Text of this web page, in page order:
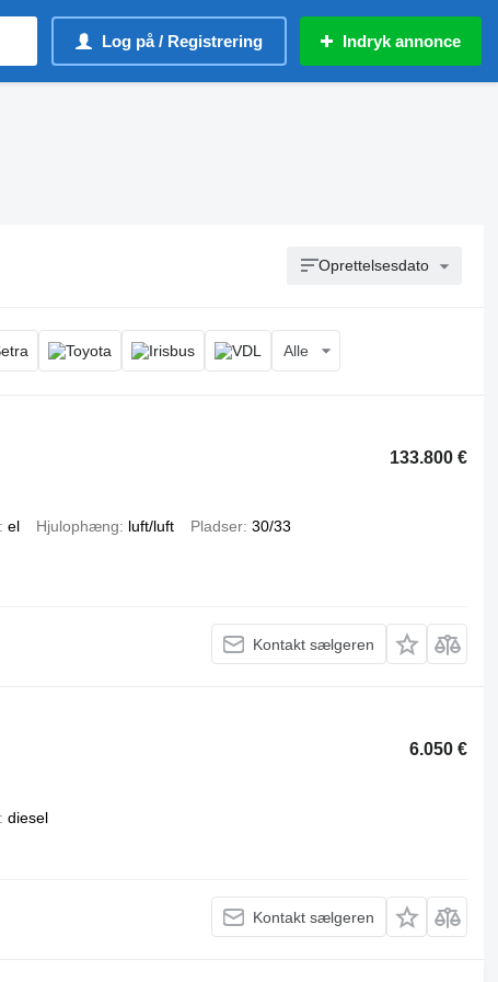
Log på / Registrering Indryk annonce
Oprettelsesdato
Alle
133.800 €
el Hjulophæng luft/luft Pladser 30/33
Kontakt sælgeren
6.050 €
diesel
Kontakt sælgeren